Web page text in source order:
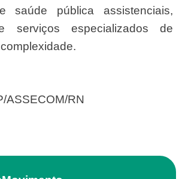
saúde pública assistenciais,
serviços especializados de
ASSECOM/RN